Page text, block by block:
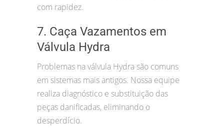
com rapidez.
7. Caça Vazamentos em
Válvula Hydra
Problemas na válvula Hydra são comuns
em sistemas mais antigos. Nossa equipe
realiza diagnóstico e substituição das
peças danificadas, eliminando o
desperdício.